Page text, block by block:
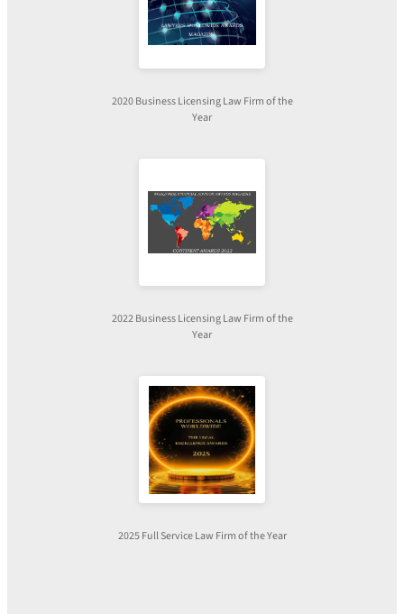
2020 Business Licensing Law Firm of the
Year
2022 Business Licensing Law Firm of the
Year
2025 Full Service Law Firm of the Year